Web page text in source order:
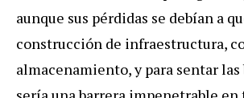
aunque sus pérdidas se debían a
construcción de infraestructura,
almacenamiento, y para sentar las